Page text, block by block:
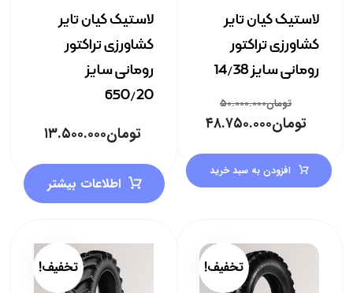
لاستیک کیان تایر
کشاورزی تراکتور
رومانی سایز 14/38
تومان۵۰.۰۰۰.۰۰۰
تومان۴۸.۷۵۰.۰۰۰
افزودن به سبد خرید
لاستیک کیان تایر
کشاورزی تراکتور
رومانی سایز
650/20
تومان۱۳.۵۰۰.۰۰۰
اطلاعات بیشتر
تخفیف! تخفیف!